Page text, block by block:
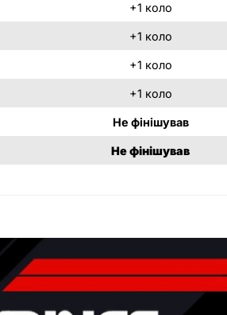
+1 коло
+1 коло
+1 коло
+1 коло
Не фінішував
Не фінішував